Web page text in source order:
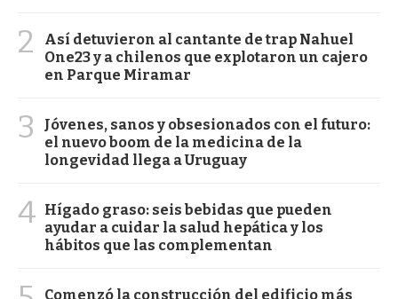
2
Así detuvieron al cantante de trap Nahuel
One23 y a chilenos que explotaron un cajero
en Parque Miramar
3
Jóvenes, sanos y obsesionados con el futuro:
el nuevo boom de la medicina de la
longevidad llega a Uruguay
4 Hígado graso: seis bebidas que pueden
ayudar a cuidar la salud hepática y los
hábitos que las complementan
Comenzó la construcción del edificio más